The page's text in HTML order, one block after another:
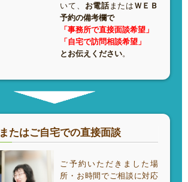
いて、 お電話または ＷＥＢ
予約の備考欄で
「事務所で直接面談希望」
「自宅で訪問相談希望」
とお伝えください。
たはご自宅での直接面談
ご予約いただきました場
所・お時間でご相談に対応